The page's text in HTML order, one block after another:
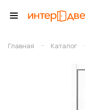
Главная – Каталог